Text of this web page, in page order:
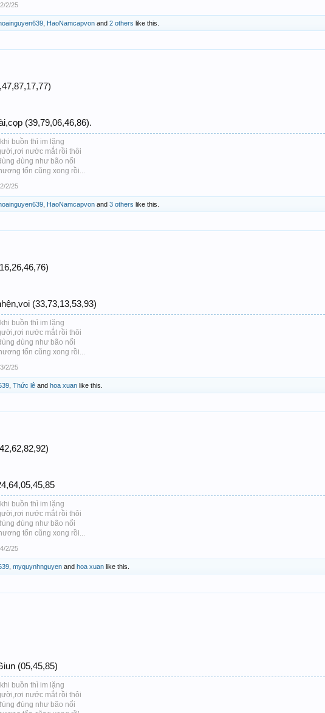
2/2/25
HaoNamcapvon and 2 others like this.
(39,79,06,46,86).
buồn thì im lặng
nước mắt rồi thôi
đùng như bão nổi
tổn cũng xong rồi...
2/2/25
HaoNamcapvon and 3 others like this.
(33,73,13,53,93)
buồn thì im lặng
nước mắt rồi thôi
đùng như bão nổi
tổn cũng xong rồi...
3/2/25
Thức lê and hoa xuan like this.
buồn thì im lặng
nước mắt rồi thôi
đùng như bão nổi
tổn cũng xong rồi...
4/2/25
myquynhnguyen and hoa xuan like this.
(05,45,85)
buồn thì im lặng
nước mắt rồi thôi
đùng như bão nổi